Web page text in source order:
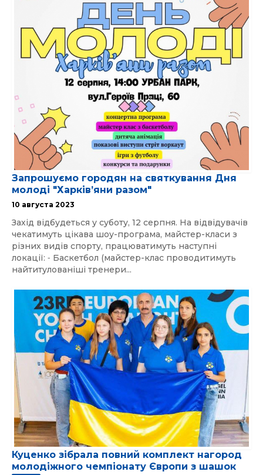
Запрошуємо городян на святкування Дня
молоді "Харківʼяни разом"
10 августа 2023
Захід відбудеться у суботу, 12 серпня. На відвідувачів
чекатимуть цікава шоу-програма, майстер-класи з
різних видів спорту, працюватимуть наступні
локації: ⁃ Баскетбол (майстер-клас проводитимуть
найтитулованіші тренери...
Куценко зібрала повний комплект нагород
молодіжного чемпіонату Європи з шашок